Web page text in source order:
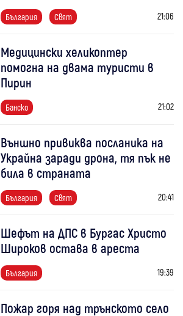
България Свят 21:06
Медицински хеликоптер
помогна на двама туристи в
Пирин
Банско 21:02
Външно привиква посланика на
Украйна заради дрона, тя пък не
била в страната
България Свят 20:41
Шефът на ДПС в Бургас Христо
Широков остава в ареста
България 19:39
Пожар горя над трънското село